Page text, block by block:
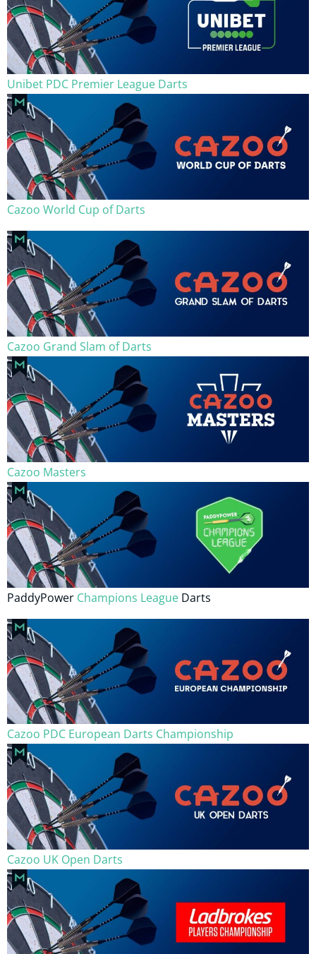
Unibet PDC Premier League Darts
Cazoo World Cup of Darts
Cazoo Grand Slam of Darts
Cazoo Masters
PaddyPower Champions League Darts
Cazoo PDC European Darts Championship
Cazoo UK Open Darts